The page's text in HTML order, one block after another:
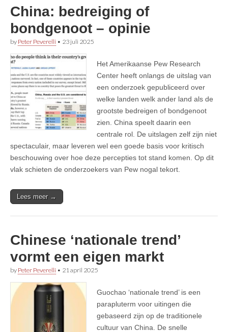
China: bedreiging of
bondgenoot – opinie
by Peter Peverelli • 23 juli 2025
Het Amerikaanse Pew Research
Center heeft onlangs de uitslag van
een onderzoek gepubliceerd over
welke landen welk ander land als de
grootste bedreigen of bondgenoot
zien. China speelt daarin een
centrale rol. De uitslagen zelf zijn niet
spectaculair, maar leveren wel een goede basis voor kritisch
beschouwing over hoe deze percepties tot stand komen. Op dit
vlak schieten de onderzoekers van Pew nogal tekort.
Lees meer →
Chinese ‘nationale trend’
vormt een eigen markt
by Peter Peverelli • 21 april 2025
Guochao ‘nationale trend’ is een
parapluterm voor uitingen die
gebaseerd zijn op de traditionele
cultuur van China. De snelle